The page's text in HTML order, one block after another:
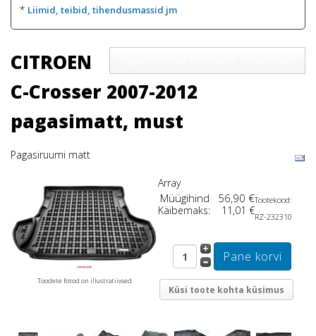
* Liimid, teibid, tihendusmassid jm
CITROEN
C-Crosser 2007-2012
pagasimatt, must
Pagasiruumi matt
Toodete fotod on illustratiivsed
Array
Müügihind 56,90 €
Käibemaks: 11,01 €
Tootekood:
RZ-232310
Küsi toote kohta küsimus